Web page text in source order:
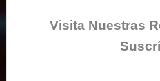
Visita Nuestras